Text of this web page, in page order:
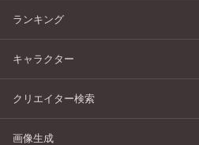
ランキング
キャラクター
クリエイター検索
画像生成